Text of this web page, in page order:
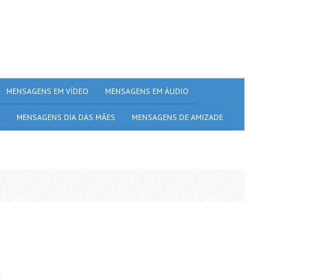
MENSAGENS EM VÍDEO MENSAGENS EM ÁUDIO
MENSAGENS DIA DAS MÃES MENSAGENS DE AMIZADE